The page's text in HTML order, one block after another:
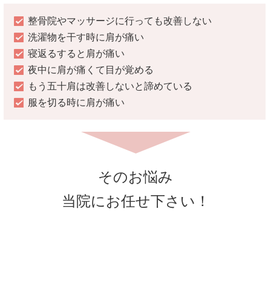
整骨院やマッサージに行っても改善しない
洗濯物を干す時に肩が痛い
寝返るすると肩が痛い
夜中に肩が痛くて目が覚める
もう五十肩は改善しないと諦めている
服を切る時に肩が痛い
そのお悩み
当院にお任せ下さい！